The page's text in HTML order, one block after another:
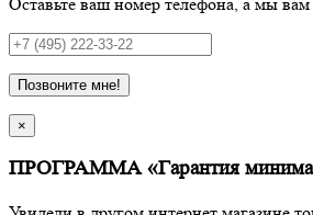
Позвоните мне!
×
ПРОГРАММА «Гарантия